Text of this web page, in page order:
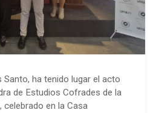
Santo, ha tenido lugar el acto
de Estudios Cofrades de la
celebrado en la Casa